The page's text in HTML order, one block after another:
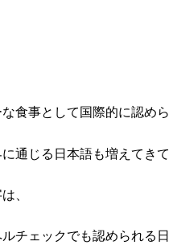
食事として国際的に認め
通じる日本語も増えてきて
、
チェックでも認められる